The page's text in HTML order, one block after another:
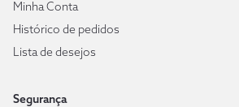
Minha Conta
Histórico de pedidos
Lista de desejos
Segurança